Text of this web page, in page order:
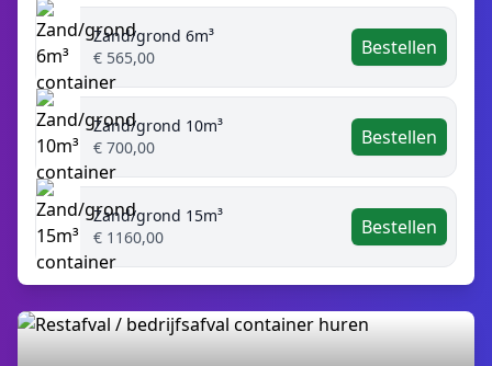
Zand/grond 6m³
€ 565,00
Bestellen
Zand/grond 10m³
€ 700,00
Bestellen
Zand/grond 15m³
€ 1160,00
Bestellen